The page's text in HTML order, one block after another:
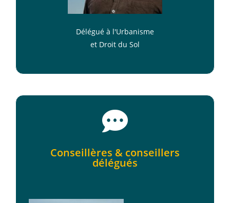
Délégué à l'Urbanisme
et Droit du Sol
Conseillères & conseillers
délégués